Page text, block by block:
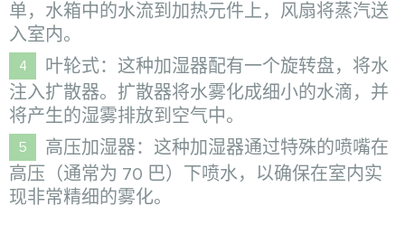
单，水箱中的水流到加热元件上，风扇将蒸汽送
入室内。
叶轮式：这种加湿器配有一个旋转盘，将水
注入扩散器。扩散器将水雾化成细小的水滴，并
将产生的湿雾排放到空气中。
高压加湿器：这种加湿器通过特殊的喷嘴在
高压（通常为 70 巴）下喷水，以确保在室内实
现非常精细的雾化。